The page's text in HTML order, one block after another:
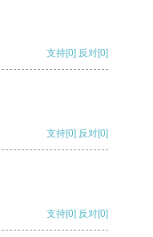
支持[0] 反对[0]
支持[0] 反对[0]
支持[0] 反对[0]